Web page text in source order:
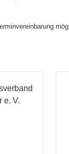
e. V.